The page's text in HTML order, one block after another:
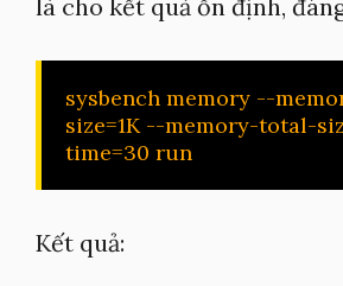
là cho kết quả ổn định,
sysbench memory --
size=1K --memory-total-
time=30 run
Kết quả: